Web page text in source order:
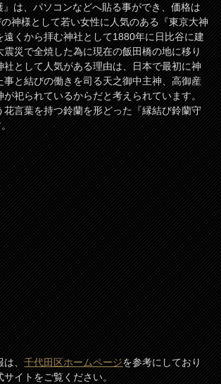
は、パソコンなどへ貼る事ができ、価格は
神様として若い女性に人気のある『東京大神
遠くから拝む神社として1880年に日比谷に建
震災で全焼した為に現在の飯田橋の地に移り
社として人気がある理由は、日本で最初に神
事と結びの働きを司る天之御中主神、高御産
が祀られているからだと考えられています。
花言葉を持つ鈴蘭を形どった『縁結び鈴蘭守
は、千代田区ホームページを参考にしており
サイトをご覧ください。